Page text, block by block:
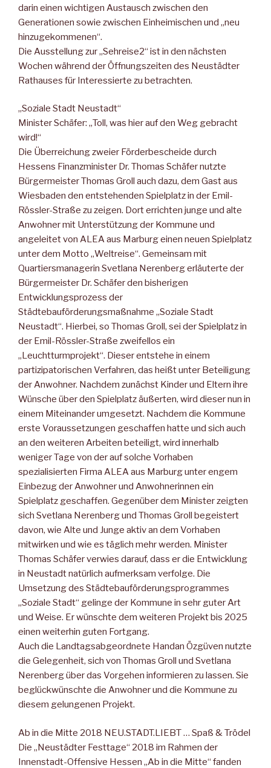
darin einen wichtigen Austausch zwischen den
Generationen sowie zwischen Einheimischen und „neu
hinzugekommenen“.
Die Ausstellung zur „Sehreise2“ ist in den nächsten
Wochen während der Öffnungszeiten des Neustädter
Rathauses für Interessierte zu betrachten.
„Soziale Stadt Neustadt“
Minister Schäfer: „Toll, was hier auf den Weg gebracht
wird!“
Die Überreichung zweier Förderbescheide durch
Hessens Finanzminister Dr. Thomas Schäfer nutzte
Bürgermeister Thomas Groll auch dazu, dem Gast aus
Wiesbaden den entstehenden Spielplatz in der Emil-
Rössler-Straße zu zeigen. Dort errichten junge und alte
Anwohner mit Unterstützung der Kommune und
angeleitet von ALEA aus Marburg einen neuen Spielplatz
unter dem Motto „Weltreise“. Gemeinsam mit
Quartiersmanagerin Svetlana Nerenberg erläuterte der
Bürgermeister Dr. Schäfer den bisherigen
Entwicklungsprozess der
Städtebauförderungsmaßnahme „Soziale Stadt
Neustadt“. Hierbei, so Thomas Groll, sei der Spielplatz in
der Emil-Rössler-Straße zweifellos ein
„Leuchtturmprojekt“. Dieser entstehe in einem
partizipatorischen Verfahren, das heißt unter Beteiligung
der Anwohner. Nachdem zunächst Kinder und Eltern ihre
Wünsche über den Spielplatz äußerten, wird dieser nun in
einem Miteinander umgesetzt. Nachdem die Kommune
erste Voraussetzungen geschaffen hatte und sich auch
an den weiteren Arbeiten beteiligt, wird innerhalb
weniger Tage von der auf solche Vorhaben
spezialisierten Firma ALEA aus Marburg unter engem
Einbezug der Anwohner und Anwohnerinnen ein
Spielplatz geschaffen. Gegenüber dem Minister zeigten
sich Svetlana Nerenberg und Thomas Groll begeistert
davon, wie Alte und Junge aktiv an dem Vorhaben
mitwirken und wie es täglich mehr werden. Minister
Thomas Schäfer verwies darauf, dass er die Entwicklung
in Neustadt natürlich aufmerksam verfolge. Die
Umsetzung des Städtebauförderungsprogrammes
„Soziale Stadt“ gelinge der Kommune in sehr guter Art
und Weise. Er wünschte dem weiteren Projekt bis 2025
einen weiterhin guten Fortgang.
Auch die Landtagsabgeordnete Handan Özgüven nutzte
die Gelegenheit, sich von Thomas Groll und Svetlana
Nerenberg über das Vorgehen informieren zu lassen. Sie
beglückwünschte die Anwohner und die Kommune zu
diesem gelungenen Projekt.
Ab in die Mitte 2018 NEU.STADT.LIEBT … Spaß & Trödel
Die „Neustädter Festtage“ 2018 im Rahmen der
Innenstadt-Offensive Hessen „Ab in die Mitte“ fanden